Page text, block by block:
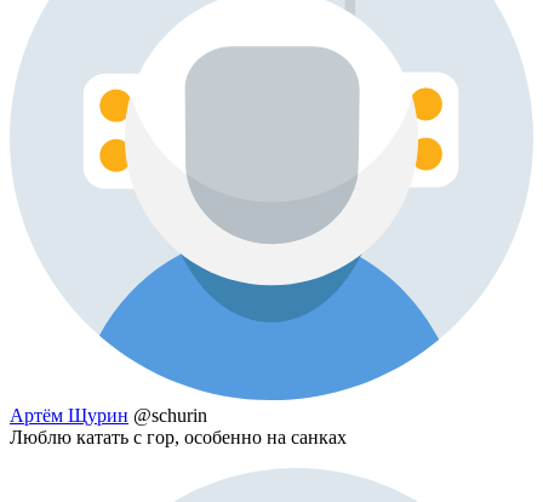
Артём Щурин @schurin
Люблю катать с гор, особенно на санках